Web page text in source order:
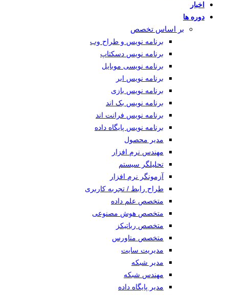
اخبار
دوره ها
بر اساس تخصص
برنامه نویس و طراح وب
برنامه نویس دسکتاپ
برنامه نویسی موبایل
برنامه نویس ابر
برنامه نویس بازی
برنامه نویس بک اند
برنامه نویس فرانت اند
برنامه نویس پایگاه داده
مدیر محصول
مهندس نرم افزار
تحلیلگر سیستم
آزمونگر نرم افزار
طراح رابط / تجربه کاربری
متخصص علم داده
متخصص هوش مصنوعی
متخصص رباتیکز
متخصص متاورس
مدیریت سایت
مدیر شبکه
مهندس شبکه
مدیر پایگاه داده